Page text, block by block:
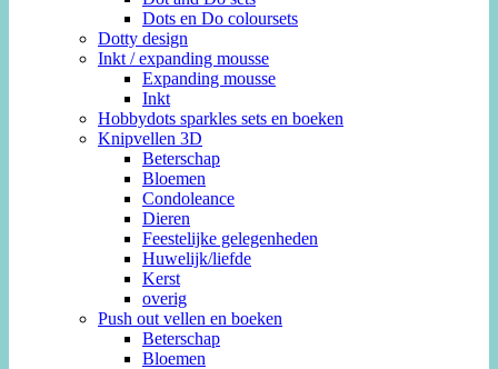
Dots en Do coloursets
Dotty design
Inkt / expanding mousse
Expanding mousse
Inkt
Hobbydots sparkles sets en boeken
Knipvellen 3D
Beterschap
Bloemen
Condoleance
Dieren
Feestelijke gelegenheden
Huwelijk/liefde
Kerst
overig
Push out vellen en boeken
Beterschap
Bloemen